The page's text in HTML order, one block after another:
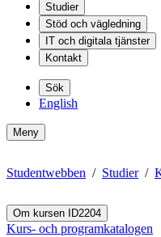
Studier
Stöd och vägledning
IT och digitala tjänster
Kontakt
Sök
English
Meny
Studentwebben Studier
Om kursen ID2204
Kurs- och programkatalogen